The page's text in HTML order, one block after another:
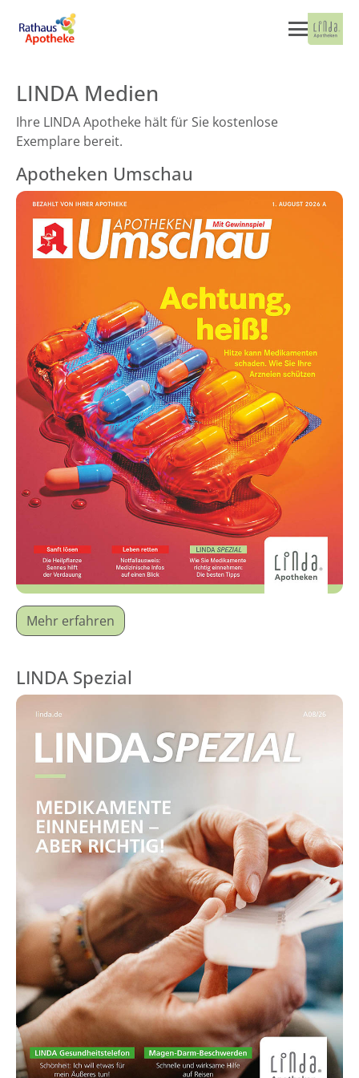
LINDA Medien
Ihre LINDA Apotheke hält für Sie kostenlose
Exemplare bereit.
Apotheken Umschau
Mehr erfahren
LINDA Spezial